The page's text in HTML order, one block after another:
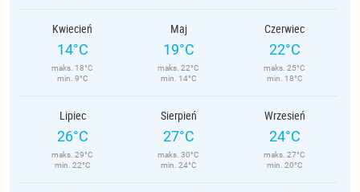
Kwiecień
14°C
maks. 18°C
min. 9°C
Maj
19°C
maks. 22°C
min. 14°C
Czerwiec
22°C
maks. 25°C
min. 18°C
Lipiec
26°C
maks. 29°C
min. 22°C
Sierpień
27°C
maks. 30°C
min. 24°C
Wrzesień
24°C
maks. 27°C
min. 20°C